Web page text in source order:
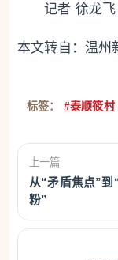
记者 徐龙
本文转自： 温州
标签： #泰顺筱村
上一篇
从“矛盾焦点”到
粉”